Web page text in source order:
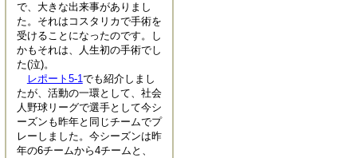
で、大きな出来事がありまし
た。それはコスタリカで手術を
受けることになったのです。し
かもそれは、人生初の手術でし
た(泣)。
レポート5-1でも紹介しまし
たが、活動の一環として、社会
人野球リーグで選手として今シ
ーズンも昨年と同じチームでプ
レーしました。今シーズンは昨
年の6チームから4チームと、